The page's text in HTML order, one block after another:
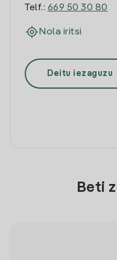
Telf.: 669 50 30 80
Nola iritsi
Deitu iezaguzu
Beti